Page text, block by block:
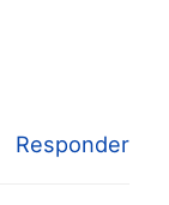
Responder